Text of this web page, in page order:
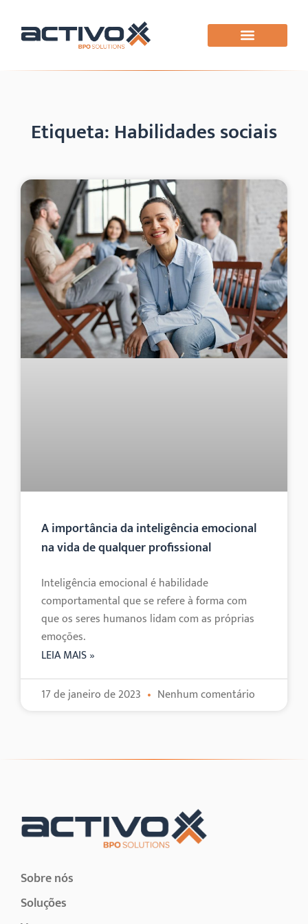
Etiqueta: Habilidades sociais
A importância da inteligência emocional
na vida de qualquer profissional
Inteligência emocional é habilidade
comportamental que se refere à forma com
que os seres humanos lidam com as próprias
emoções.
LEIA MAIS »
17 de janeiro de 2023 Nenhum comentário
Sobre nós
Soluções